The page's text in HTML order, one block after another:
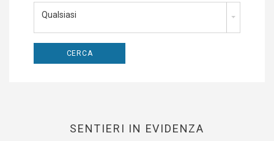
Qualsiasi
SENTIERI IN EVIDENZA